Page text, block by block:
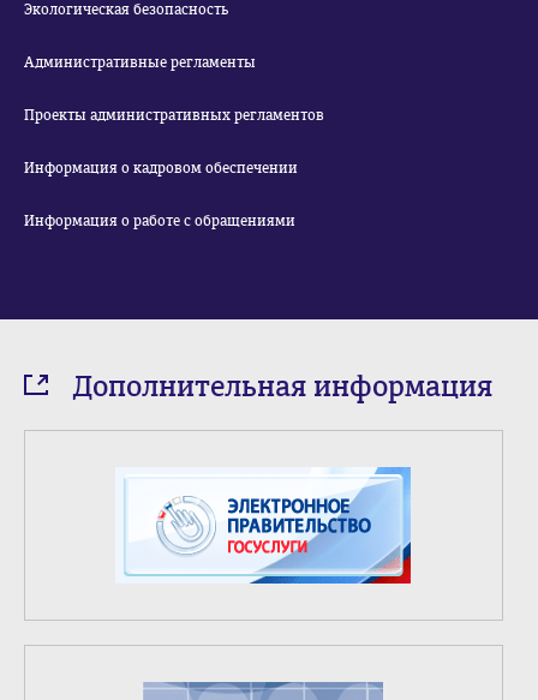
Экологическая безопасность
Административные регламенты
Проекты административных регламентов
Информация о кадровом обеспечении
Информация о работе с обращениями
Дополнительная информация